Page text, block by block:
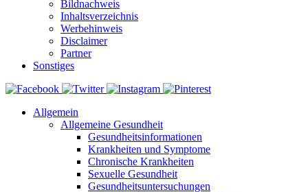
Bildnachweis
Inhaltsverzeichnis
Werbehinweis
Disclaimer
Partner
Sonstiges
Allgemein
Allgemeine Gesundheit
Gesundheitsinformationen
Krankheiten und Symptome
Chronische Krankheiten
Sexuelle Gesundheit
Gesundheitsuntersuchungen